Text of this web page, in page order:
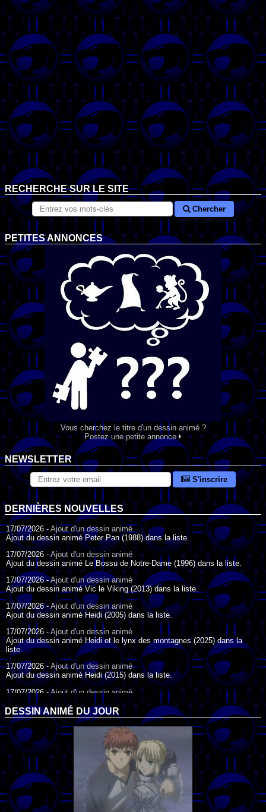
RECHERCHE SUR LE SITE
Chercher
PETITES ANNONCES
Vous cherchez le titre d'un dessin animé ?
Postez une petite annonce
NEWSLETTER
S'inscrire
DERNIÈRES NOUVELLES
17/07/2026 - Ajout d'un dessin animé
Ajout du dessin animé Peter Pan (1988) dans la liste.
17/07/2026 -Ajout d'un dessin animé
Ajout du dessin animé Le Bossu de Notre-Dame (1996) dans la liste.
17/07/2026 -Ajout d'un dessin animé
Ajout du dessin animé Vic le Viking (2013) dans la liste.
17/07/2026 -Ajout d'un dessin animé
Ajout du dessin animé Heidi (2005) dans la liste.
17/07/2026 - Ajout d'un dessin animé
Ajout du dessin animé Heidi et le lynx des montagnes (2025) dans la
liste.
17/07/2026 - Ajout d'un dessin animé
Ajout du dessin animé Heidi (2015) dans la liste.
17/07/2026 -Ajout d'un dessin animé
Ajout du dessin animé Heidi (1995) dans la liste.
09/07/2026 -Ajout d'un dessin animé
Ajout du dessin animé Genki l'Aventurier de la Chance (2006) dans la
liste.
04/07/2026 - Ajout d'un dessin animé
Ajout du dessin animé Vilain Petit Canard (2000) dans la liste.
04/07/2026 -Ajout d'un dessin animé
Ajout du dessin animé Le Noël du vilain petit canard (2003) dans la liste.
DESSIN ANIMÉ DU JOUR